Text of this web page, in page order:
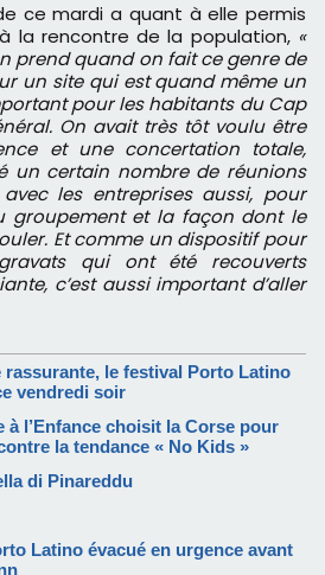
ce mardi a quant à elle permis
la rencontre de la population, «
prend quand on fait ce genre de
un site qui est quand même un
pour les habitants du Cap
On avait très tôt voulu être
et une concertation totale,
un certain nombre de réunions
les entreprises aussi, pour
groupement et la façon dont le
Et comme un dispositif pour
qui ont été recouverts
c’est aussi important d’aller
rassurante, le festival Porto Latino
vendredi soir
à l’Enfance choisit la Corse pour
la tendance « No Kids »
di Pinareddu
Latino évacué en urgence avant